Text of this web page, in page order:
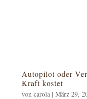
Autopilot oder
Kraft kostet
von carola| März 29,